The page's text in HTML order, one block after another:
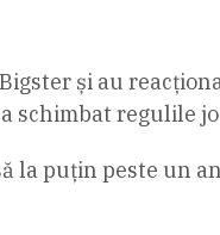
și au
schimbat regulile
la puțin peste un